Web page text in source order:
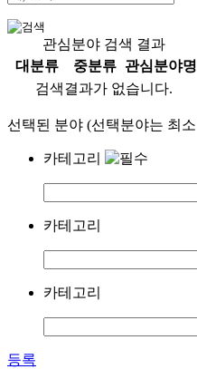
관심분야 검색 결과
대분류
중분류
관심분야명
검색결과가 없습니다.
선택된 분야 (선택분야는 최
카테고리
카테고리
카테고리
등록